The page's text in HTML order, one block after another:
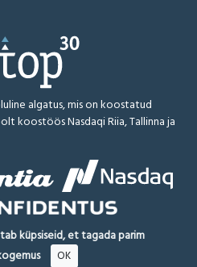
algatus, mis on koostatud
koostöös Nasdaqi Riia, Tallinna ja
küpsiseid, et tagada parim
OK